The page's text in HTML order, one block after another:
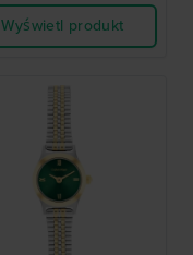
Wyświetl produkt